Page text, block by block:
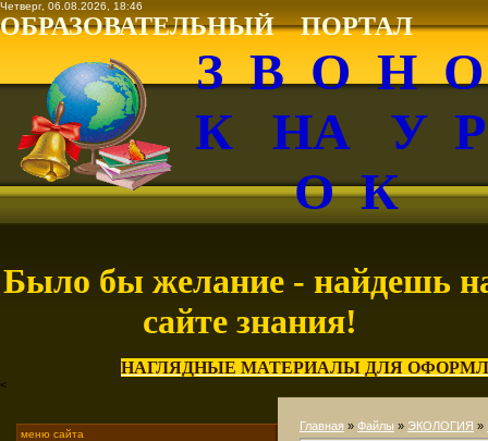
Четверг, 06.08.2026, 18:46
ОБРАЗОВАТЕЛЬНЫЙ ПОРТАЛ
З В О Н
К НА У
О К
Было бы желание - найдешь
сайте знания!
НАГЛЯДНЫЕ МАТЕРИАЛЫ ДЛЯ
<
меню сайта
Главная » Файлы » ЭКОЛОГИЯ »